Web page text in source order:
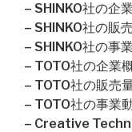
– SHINKO社の企
– SHINKO社の販
– SHINKO社の事
– TOTO社の企業
– TOTO社の販売
– TOTO社の事業
– Creative